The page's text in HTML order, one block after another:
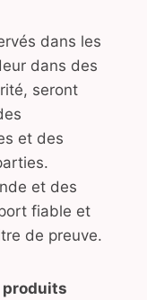
dans les
dans des
seront
et des
et des
fiable et
de preuve.
produits